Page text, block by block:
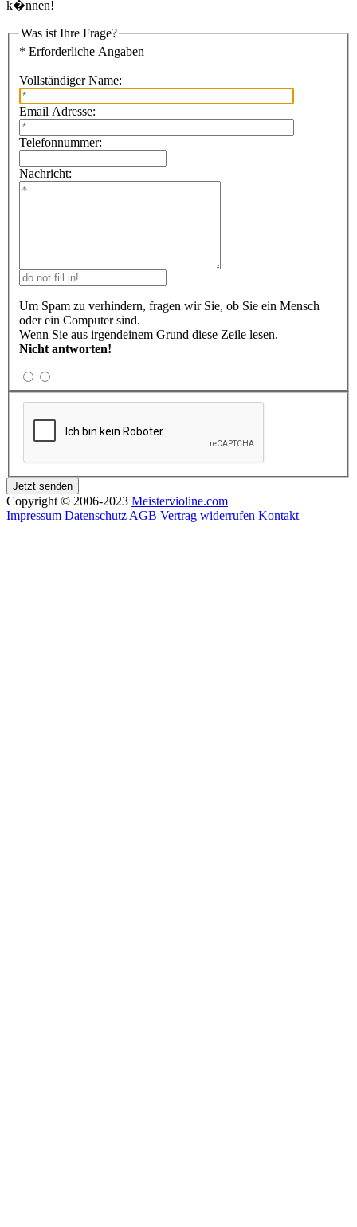
k�nnen!
Was ist Ihre Frage?
* Erforderliche Angaben
Vollständiger Name:
Email Adresse:
Telefonnummer:
Nachricht:
Um Spam zu verhindern, fragen wir Sie, ob Sie ein Mensch
oder ein Computer sind.
Wenn Sie aus irgendeinem Grund diese Zeile lesen.
Nicht antworten!
Copyright © 2006-2023 Meistervioline.com
Impressum Datenschutz AGB Vertrag widerrufen Kontakt